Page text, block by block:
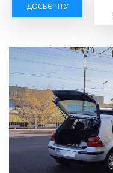
ДОСЬЄ ГІТУ